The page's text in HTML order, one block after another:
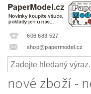
606 683 527
shop@papermodel.cz
nové zboží -